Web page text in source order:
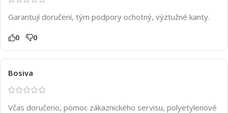
Garantují doručení, tým podpory ochotný, výztužné kanty.
0 0
Bosiva
Včas doručeno, pomoc zákaznického servisu, polyetylenové